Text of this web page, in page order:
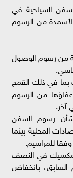
السياحية في
من الرسوم
من رسوم الوصول
في ذلك القمح
من الرسوم
رسوم السفن
المحلية بينما
للمراسيم.
في النصف
بالعام السابق، بانخفاض